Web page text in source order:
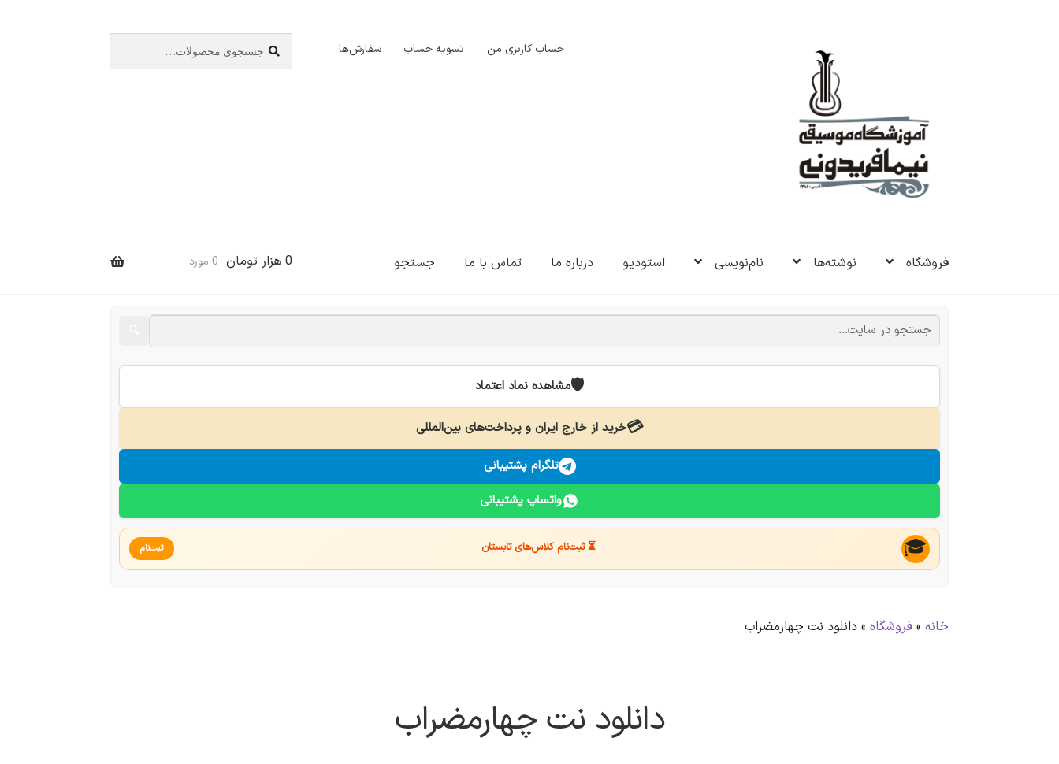
حساب کاربری من تسویه حساب سفارش‌ها
برای:
فروشگاه نوشته‌ها نام‌نویسی استودیو درباره ما تماس با ما جستجو 0 هزار تومان 0 مورد
🛡️مشاهده نماد اعتماد
💳خرید از خارج ایران و پرداخت‌های بین‌المللی
تلگرام پشتیبانی
واتساپ پشتیبانی
🎓 ⏳ ثبت‌نام کلاس‌های تابستان ثبت‌نام
خانه »فروشگاه »دانلود نت چهارمضراب
دانلود نت چهارمضراب